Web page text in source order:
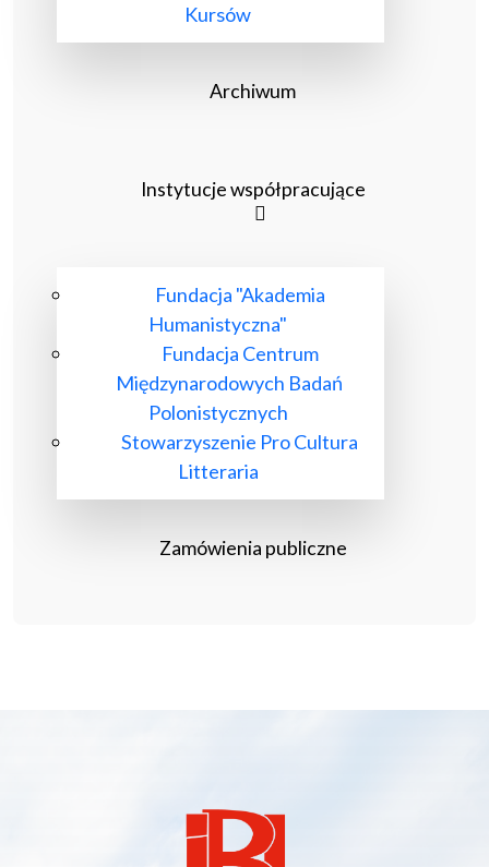
Kursów
Archiwum
Instytucje współpracujące
Fundacja "Akademia
Humanistyczna"
Fundacja Centrum
Międzynarodowych Badań
Polonistycznych
Stowarzyszenie Pro Cultura
Litteraria
Zamówienia publiczne